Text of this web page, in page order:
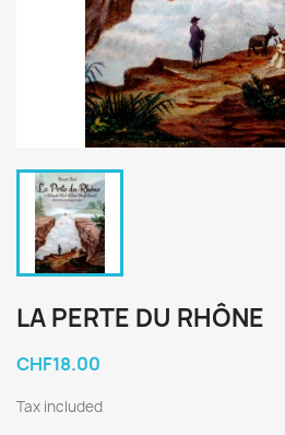
LA PERTE DU RHÔNE
CHF18.00
Tax included